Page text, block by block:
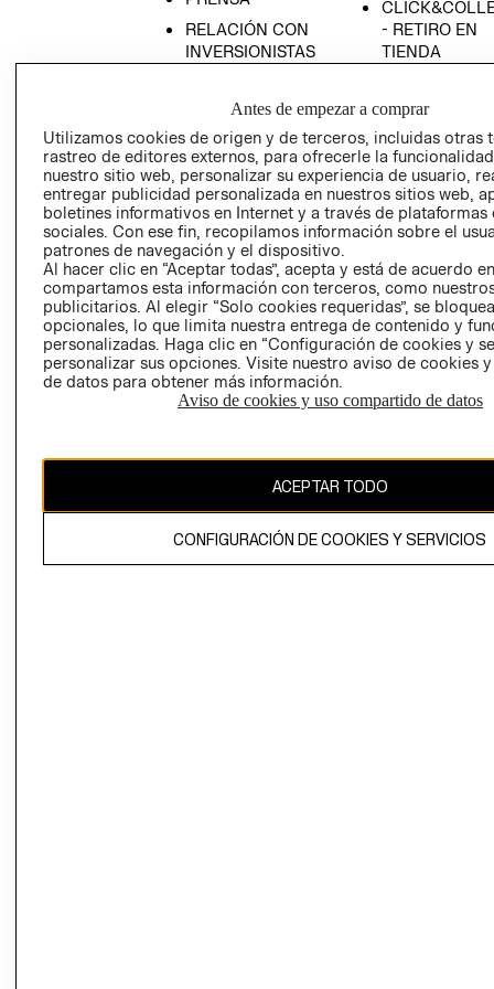
RELACIÓN CON
INVERSIONISTAS
EMPRESARIAL
- RETIRO EN
TIENDA
CONDICIONES
AVISO DE
PRIVACIDAD
GIFT CARD
AVISO DE
COOKIES
Uruguay ($U)
El contenido de esta página web está protegido por copyright y es
propiedad de H&M Hennes & Mauritz AB.
Antes de empezar a comprar
Utilizamos cookies de origen y de terceros, incluidas otras
rastreo de editores externos, para ofrecerle la
nuestro sitio web, personalizar su experiencia de usuario,
entregar publicidad personalizada en nuestros sitios web,
boletines informativos en Internet y a través de plataformas
sociales. Con ese fin, recopilamos información sobre el
patrones de navegación y el dispositivo.
Al hacer clic en “Aceptar todas”, acepta y está de acuerdo
compartamos esta información con terceros, como
publicitarios. Al elegir “Solo cookies requeridas”, se
opcionales, lo que limita nuestra entrega de contenido y
personalizadas. Haga clic en “Configuración de cookies y
personalizar sus opciones. Visite nuestro aviso de cookies
de datos para obtener más información.
Aviso de cookies y uso compartido de datos
ACEPTAR TODO
CONFIGURACIÓN DE COOKIES Y SERVICIOS